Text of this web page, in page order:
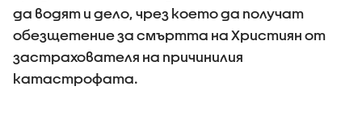
да водят и дело, чрез което да получат
обезщетение за смъртта на Християн от
застрахователя на причинилия
катастрофата.